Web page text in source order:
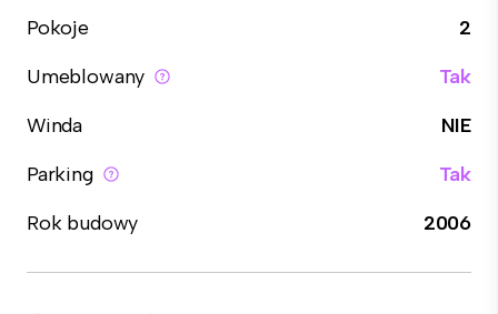
Pokoje
2
Umeblowany
Tak
Winda
NIE
Parking
Tak
Rok budowy
2006